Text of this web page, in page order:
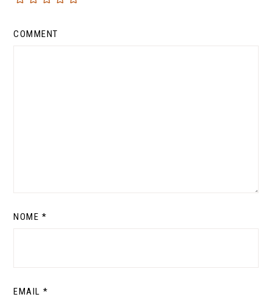
COMMENT
NOME *
EMAIL *